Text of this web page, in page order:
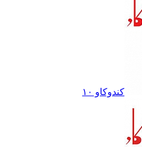
کندوکاو ١٠